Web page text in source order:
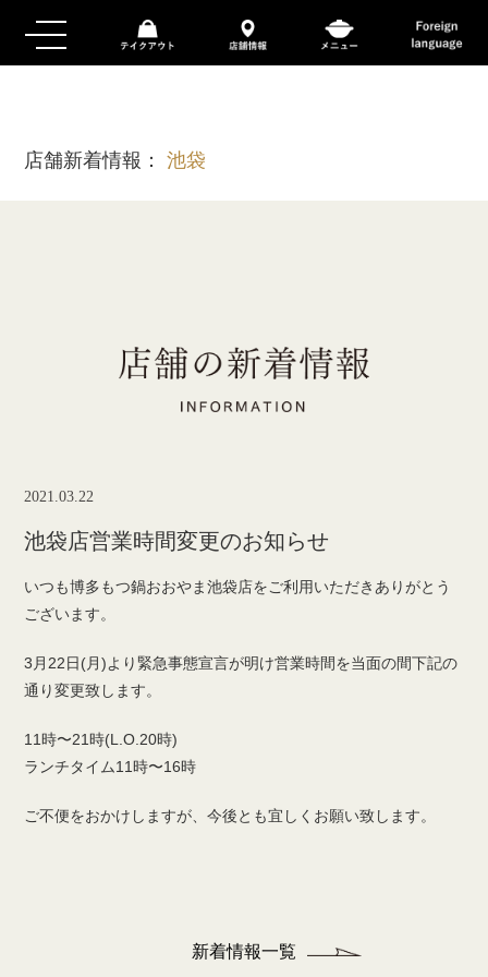
店舗新着情報：池袋
2021.03.22
池袋店営業時間変更のお知らせ
いつも博多もつ鍋おおやま池袋店をご利用いただきありがとう
ございます。
3月22日(月)より緊急事態宣言が明け営業時間を当面の間下記の
通り変更致します。
11時〜21時(L.O.20時)
ランチタイム11時〜16時
ご不便をおかけしますが、今後とも宜しくお願い致します。
新着情報一覧